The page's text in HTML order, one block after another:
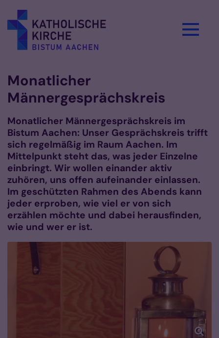
Monatlicher
Männergesprächskreis
Monatlicher Männergesprächskreis im
Bistum Aachen: Unser Gesprächskreis trifft
sich regelmäßig im Raum Aachen. Im
Mittelpunkt steht das, was jeder Einzelne
einbringt. Wir wollen einander aktiv
zuhören, uns offen aufeinander einlassen.
Im geschützten Rahmen des Abends kann
jeder erproben, wie viel er von sich
erzählen möchte und dabei herausfinden,
wie und wer er ist.